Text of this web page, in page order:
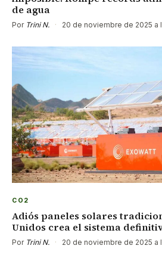
de agua
Por Trini N. · 20 de noviembre de 2025 a
CO2
Adiós paneles solares
Unidos crea el sistema
Por Trini N. · 20 de noviembre de 2025 a